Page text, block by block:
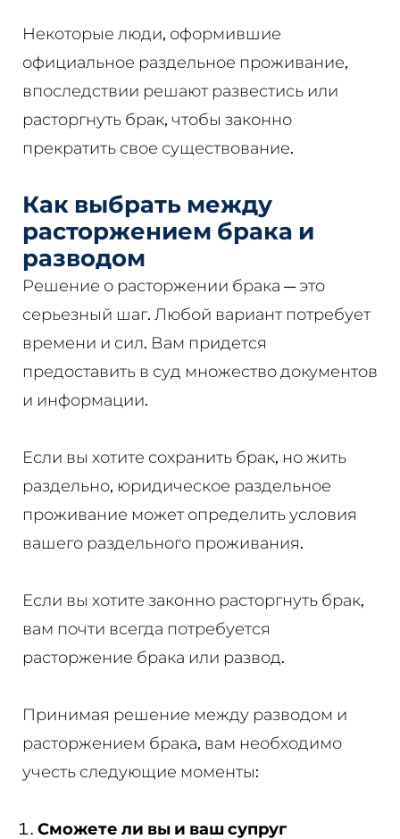
Некоторые люди, оформившие
официальное раздельное проживание,
впоследствии решают развестись или
расторгнуть брак, чтобы законно
прекратить свое существование.
Как выбрать между
расторжением брака и
разводом
Решение о расторжении брака — это
серьезный шаг. Любой вариант потребует
времени и сил. Вам придется
предоставить в суд множество документов
и информации.
Если вы хотите сохранить брак, но жить
раздельно, юридическое раздельное
проживание может определить условия
вашего раздельного проживания.
Если вы хотите законно расторгнуть брак,
вам почти всегда потребуется
расторжение брака или развод.
Принимая решение между разводом и
расторжением брака, вам необходимо
учесть следующие моменты:
Сможете ли вы и ваш супруг